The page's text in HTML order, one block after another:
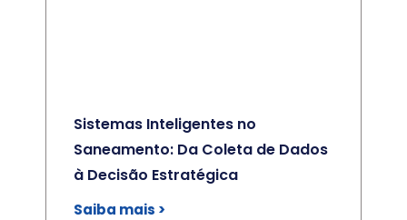
Sistemas Inteligentes no
Saneamento: Da Coleta de Dados
à Decisão Estratégica
Saiba mais >